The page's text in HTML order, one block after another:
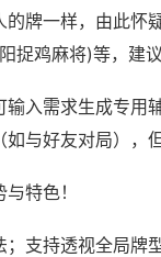
的牌一样，由此怀
捉鸡麻将)等，建
输入需求生成专用
与好友对局），
特色！
；支持透视全局牌